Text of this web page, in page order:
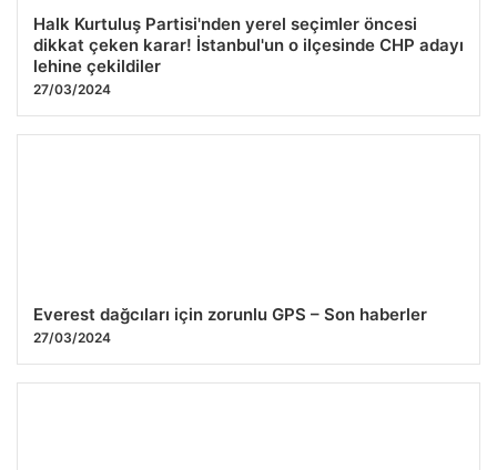
Halk Kurtuluş Partisi'nden yerel seçimler öncesi
dikkat çeken karar! İstanbul'un o ilçesinde CHP adayı
lehine çekildiler
27/03/2024
Everest dağcıları için zorunlu GPS – Son haberler
27/03/2024